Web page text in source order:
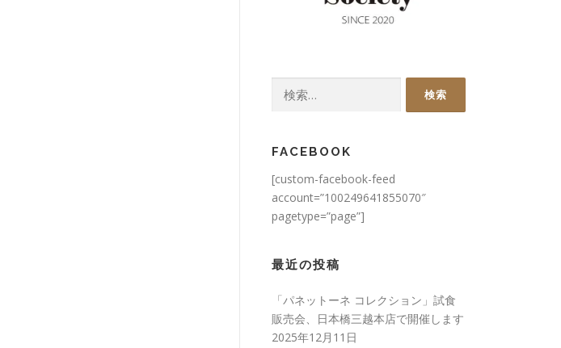
FACEBOOK
[custom-facebook-feed
account=”100249641855070″
pagetype=”page”]
最近の投稿
「パネットーネ コレクション」試食
販売会、日本橋三越本店で開催します
2025年12月11日